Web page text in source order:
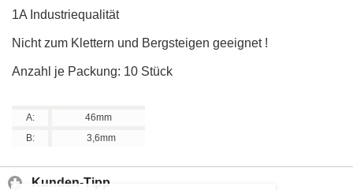
1A Industriequalität
Nicht zum Klettern und Bergsteigen geeignet !
Anzahl je Packung: 10 Stück
A:
46mm
B:
3,6mm
Kunden-Tipp